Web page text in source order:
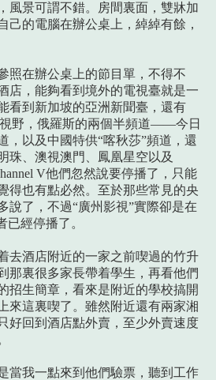
風景可謂不錯。房間裏面，雙牀加
己的電腦在辦公桌上，綽綽有餘，
照在辦公桌上的節目單，不得不
店，能夠看到境外的電視臺就是一
看到新加坡的亞洲新聞臺，還有
野，俄羅斯的兩個半頻道——今日
，以及中國特供“喀秋莎”頻道，還
珠、澳視澳門、鳳凰星空以及
V他們忽然說要停播了，只能
得也有點必然。至於那些常見的央
說了，不過“廣州影視”實際卻是在
已經停播了。
去酒店附近的一家之前喫過的竹升
那裏很多家長帶着學生，再看他們
招生簡章，看來是附近的學校搞開
來這裏喫了。雖然附近還有兩家湘
好回到酒店點外賣，至少外賣速度
當我一點來到他們驗票，聽到工作